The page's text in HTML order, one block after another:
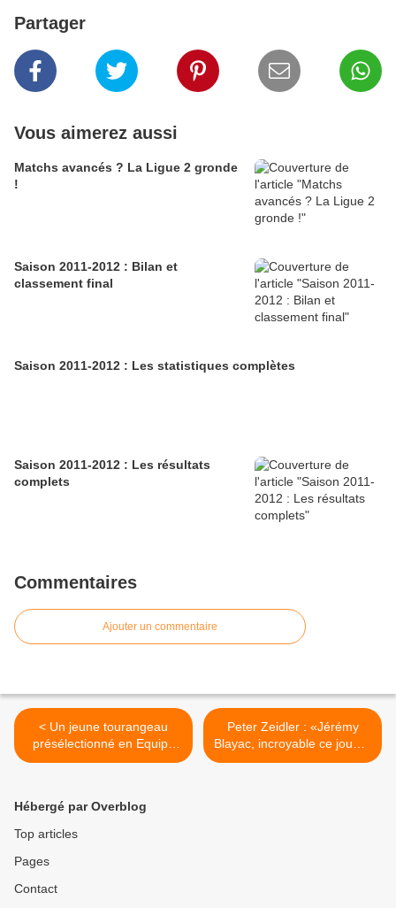
Partager
Vous aimerez aussi
Matchs avancés ? La Ligue 2 gronde
!
Saison 2011-2012 : Bilan et
classement final
Saison 2011-2012 : Les statistiques complètes
Saison 2011-2012 : Les résultats
complets
Commentaires
Ajouter un commentaire
< Un jeune tourangeau
présélectionné en Equipe
de France
Peter Zeidler : «Jérémy
Blayac, incroyable ce joueur
là» >
Hébergé par Overblog
Top articles
Pages
Contact